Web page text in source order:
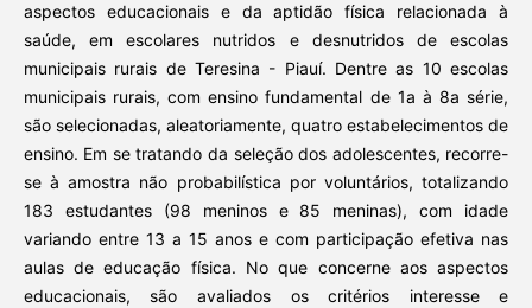
aspectos educacionais e da aptidão física relacionada à
saúde, em escolares nutridos e desnutridos de escolas
municipais rurais de Teresina - Piauí. Dentre as 10 escolas
municipais rurais, com ensino fundamental de 1a à 8a série,
são selecionadas, aleatoriamente, quatro estabelecimentos de
ensino. Em se tratando da seleção dos adolescentes, recorre-
se à amostra não probabilística por voluntários, totalizando
183 estudantes (98 meninos e 85 meninas), com idade
variando entre 13 a 15 anos e com participação efetiva nas
aulas de educação física. No que concerne aos aspectos
educacionais, são avaliados os critérios interesse e